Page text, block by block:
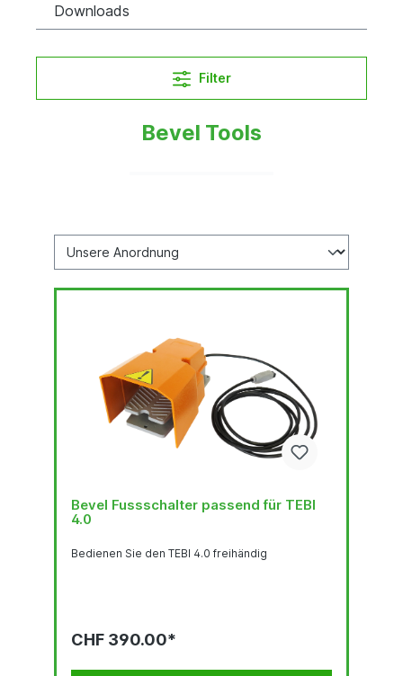
Downloads
Filter
Bevel Tools
Bevel Fussschalter passend für TEBI
4.0
Bedienen Sie den TEBI 4.0 freihändig
CHF 390.00*